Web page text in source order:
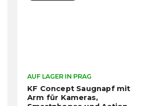
KF Concept Saugnapf mit
Arm für Kameras,
AUF LAGER IN PRAG